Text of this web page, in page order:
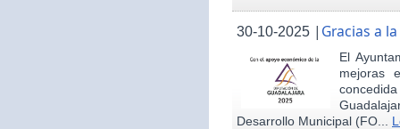
30-10-2025 | Gracias a
El
mejoras
Desarrollo Municipal (FO...